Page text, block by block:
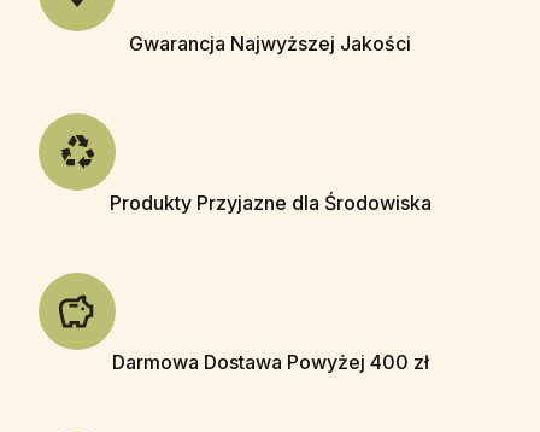
Gwarancja Najwyższej Jakości
Produkty Przyjazne dla Środowiska
Darmowa Dostawa Powyżej 400 zł